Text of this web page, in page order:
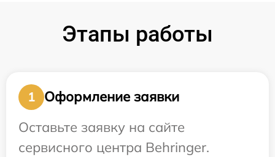
Этапы работы
1
Оформление заявки
Оставьте заявку на сайте
сервисного центра Behringer.